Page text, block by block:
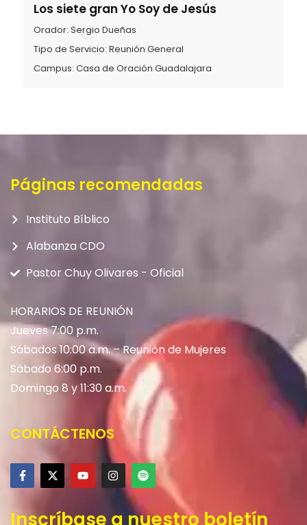
Los siete gran Yo Soy de Jesús
Orador:Sergio Dueñas
Tipo de Servicio:Reunión General
Campus:Casa de Oración Guadalajara
Páginas recomendadas
Instituto Bíblico
Alabanza CDO
Pastor Chuy Olivares - Oficial
HORARIOS DE REUNIÓN
Jueves 7:00 p.m.
Sábados 10:00 a.m. – Reunión de Mujeres
Sábado 6:00 p.m.
Domingo 8 y 11:30 a.m.
CONTÁCTENOS
Inscríbase a nuestro boletín